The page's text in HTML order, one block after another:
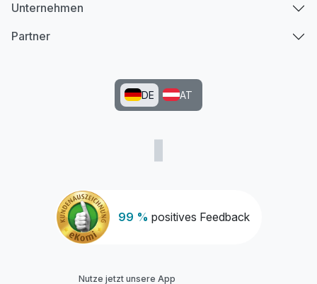
99 % positives Feedback
Unternehmen
Partner
DE AT
Nutze jetzt unsere App